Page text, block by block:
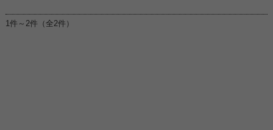
1件～2件（全2件）